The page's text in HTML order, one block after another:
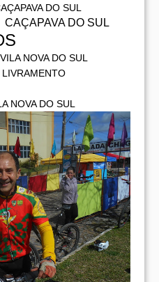
DO SUL
DO SUL
NOVA DO SUL
NOVA DO SUL